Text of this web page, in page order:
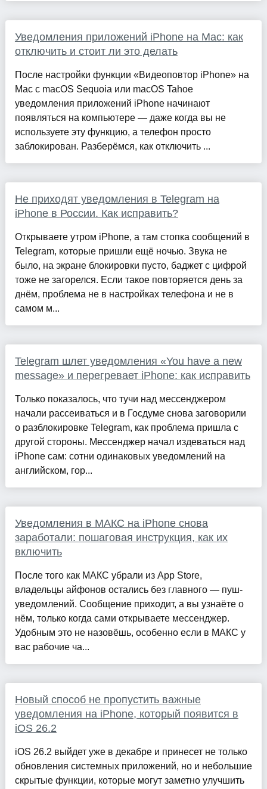
Уведомления приложений iPhone на Mac: как
отключить и стоит ли это делать
После настройки функции «Видеоповтор iPhone» на
Mac с macOS Sequoia или macOS Tahoe
уведомления приложений iPhone начинают
появляться на компьютере — даже когда вы не
используете эту функцию, а телефон просто
заблокирован. Разберёмся, как отключить ...
Не приходят уведомления в Telegram на
iPhone в России. Как исправить?
Открываете утром iPhone, а там стопка сообщений в
Telegram, которые пришли ещё ночью. Звука не
было, на экране блокировки пусто, баджет с цифрой
тоже не загорелся. Если такое повторяется день за
днём, проблема не в настройках телефона и не в
самом м...
Telegram шлет уведомления «You have a new
message» и перегревает iPhone: как исправить
Только показалось, что тучи над мессенджером
начали рассеиваться и в Госдуме снова заговорили
о разблокировке Telegram, как проблема пришла с
другой стороны. Мессенджер начал издеваться над
iPhone сам: сотни одинаковых уведомлений на
английском, гор...
Уведомления в МАКС на iPhone снова
заработали: пошаговая инструкция, как их
включить
После того как МАКС убрали из App Store,
владельцы айфонов остались без главного — пуш-
уведомлений. Сообщение приходит, а вы узнаёте о
нём, только когда сами открываете мессенджер.
Удобным это не назовёшь, особенно если в МАКС у
вас рабочие ча...
Новый способ не пропустить важные
уведомления на iPhone, который появится в
iOS 26.2
iOS 26.2 выйдет уже в декабре и принесет не только
обновления системных приложений, но и небольшие
скрытые функции, которые могут заметно улучшить